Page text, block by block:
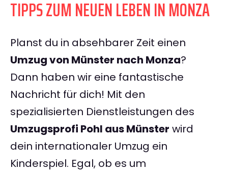
TIPPS ZUM NEUEN LEBEN IN MONZA
Planst du in absehbarer Zeit einen
Umzug von Münster nach Monza?
Dann haben wir eine fantastische
Nachricht für dich! Mit den
spezialisierten Dienstleistungen des
Umzugsprofi Pohl aus Münster wird
dein internationaler Umzug ein
Kinderspiel. Egal, ob es um